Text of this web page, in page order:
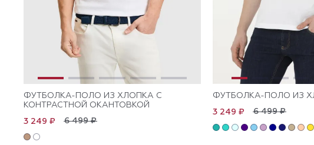
ФУТБОЛКА-ПОЛО ИЗ ХЛОПКА С
КОНТРАСТНОЙ ОКАНТОВКОЙ
6 499 ₽
3 249 ₽
ФУТБОЛКА-ПОЛО ИЗ
6 499 ₽
3 249 ₽